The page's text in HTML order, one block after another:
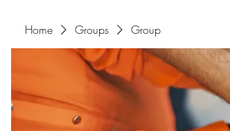
Home Groups Group